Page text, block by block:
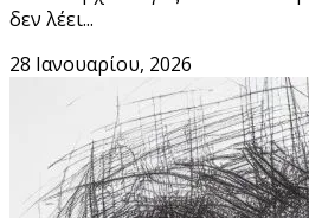
δεν λέει...
28 Ιανουαρίου, 2026